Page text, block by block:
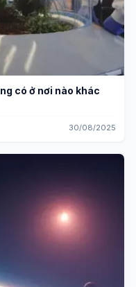
có ở nơi nào khác
30/08/2025